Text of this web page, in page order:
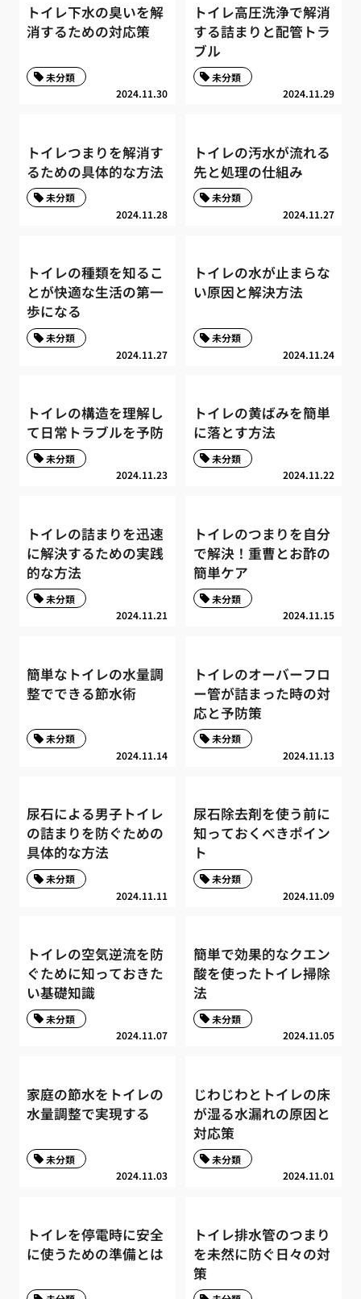
トイレ下水の臭いを解
消するための対応策
2024.11.30
未分類
トイレ高圧洗浄で解消
する詰まりと配管トラ
ブル
2024.11.29
未分類
トイレつまりを解消す
るための具体的な方法
2024.11.28
未分類
トイレの汚水が流れる
先と処理の仕組み
2024.11.27
未分類
トイレの種類を知るこ
とが快適な生活の第一
歩になる
2024.11.27
未分類
トイレの水が止まらな
い原因と解決方法
2024.11.24
未分類
トイレの構造を理解し
て日常トラブルを予防
2024.11.23
未分類
トイレの黄ばみを簡単
に落とす方法
2024.11.22
未分類
トイレの詰まりを迅速
に解決するための実践
的な方法
2024.11.21
未分類
トイレのつまりを自分
で解決！重曹とお酢の
簡単ケア
2024.11.15
未分類
簡単なトイレの水量調
整でできる節水術
2024.11.14
未分類
トイレのオーバーフロ
ー管が詰まった時の対
応と予防策
2024.11.13
未分類
尿石による男子トイレ
の詰まりを防ぐための
具体的な方法
2024.11.11
未分類
尿石除去剤を使う前に
知っておくべきポイン
ト
2024.11.09
未分類
トイレの空気逆流を防
ぐために知っておきた
い基礎知識
2024.11.07
未分類
簡単で効果的なクエン
酸を使ったトイレ掃除
法
2024.11.05
未分類
家庭の節水をトイレの
水量調整で実現する
2024.11.03
未分類
じわじわとトイレの床
が湿る水漏れの原因と
対応策
2024.11.01
未分類
トイレを停電時に安全
に使うための準備とは
トイレ排水管のつまり
を未然に防ぐ日々の対
策